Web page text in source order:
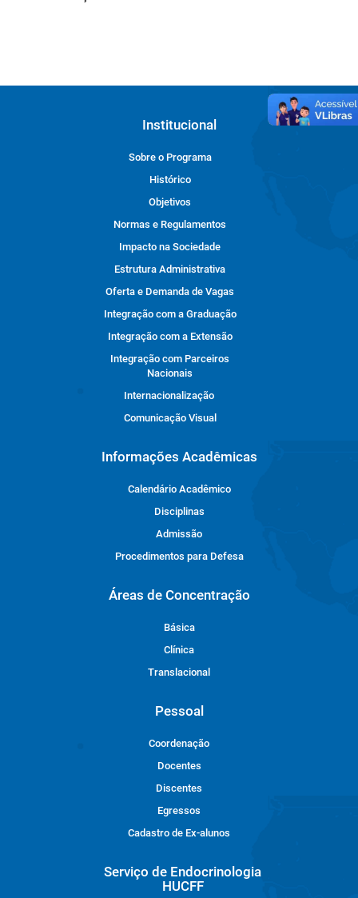
Institucional
Sobre o Programa
Histórico
Objetivos
Normas e Regulamentos
Impacto na Sociedade
Estrutura Administrativa
Oferta e Demanda de Vagas
Integração com a Graduação
Integração com a Extensão
Integração com Parceiros
Nacionais
Internacionalização
Comunicação Visual
Informações Acadêmicas
Calendário Acadêmico
Disciplinas
Admissão
Procedimentos para Defesa
Áreas de Concentração
Básica
Clínica
Translacional
Pessoal
Coordenação
Docentes
Discentes
Egressos
Cadastro de Ex-alunos
Serviço de Endocrinologia
HUCFF